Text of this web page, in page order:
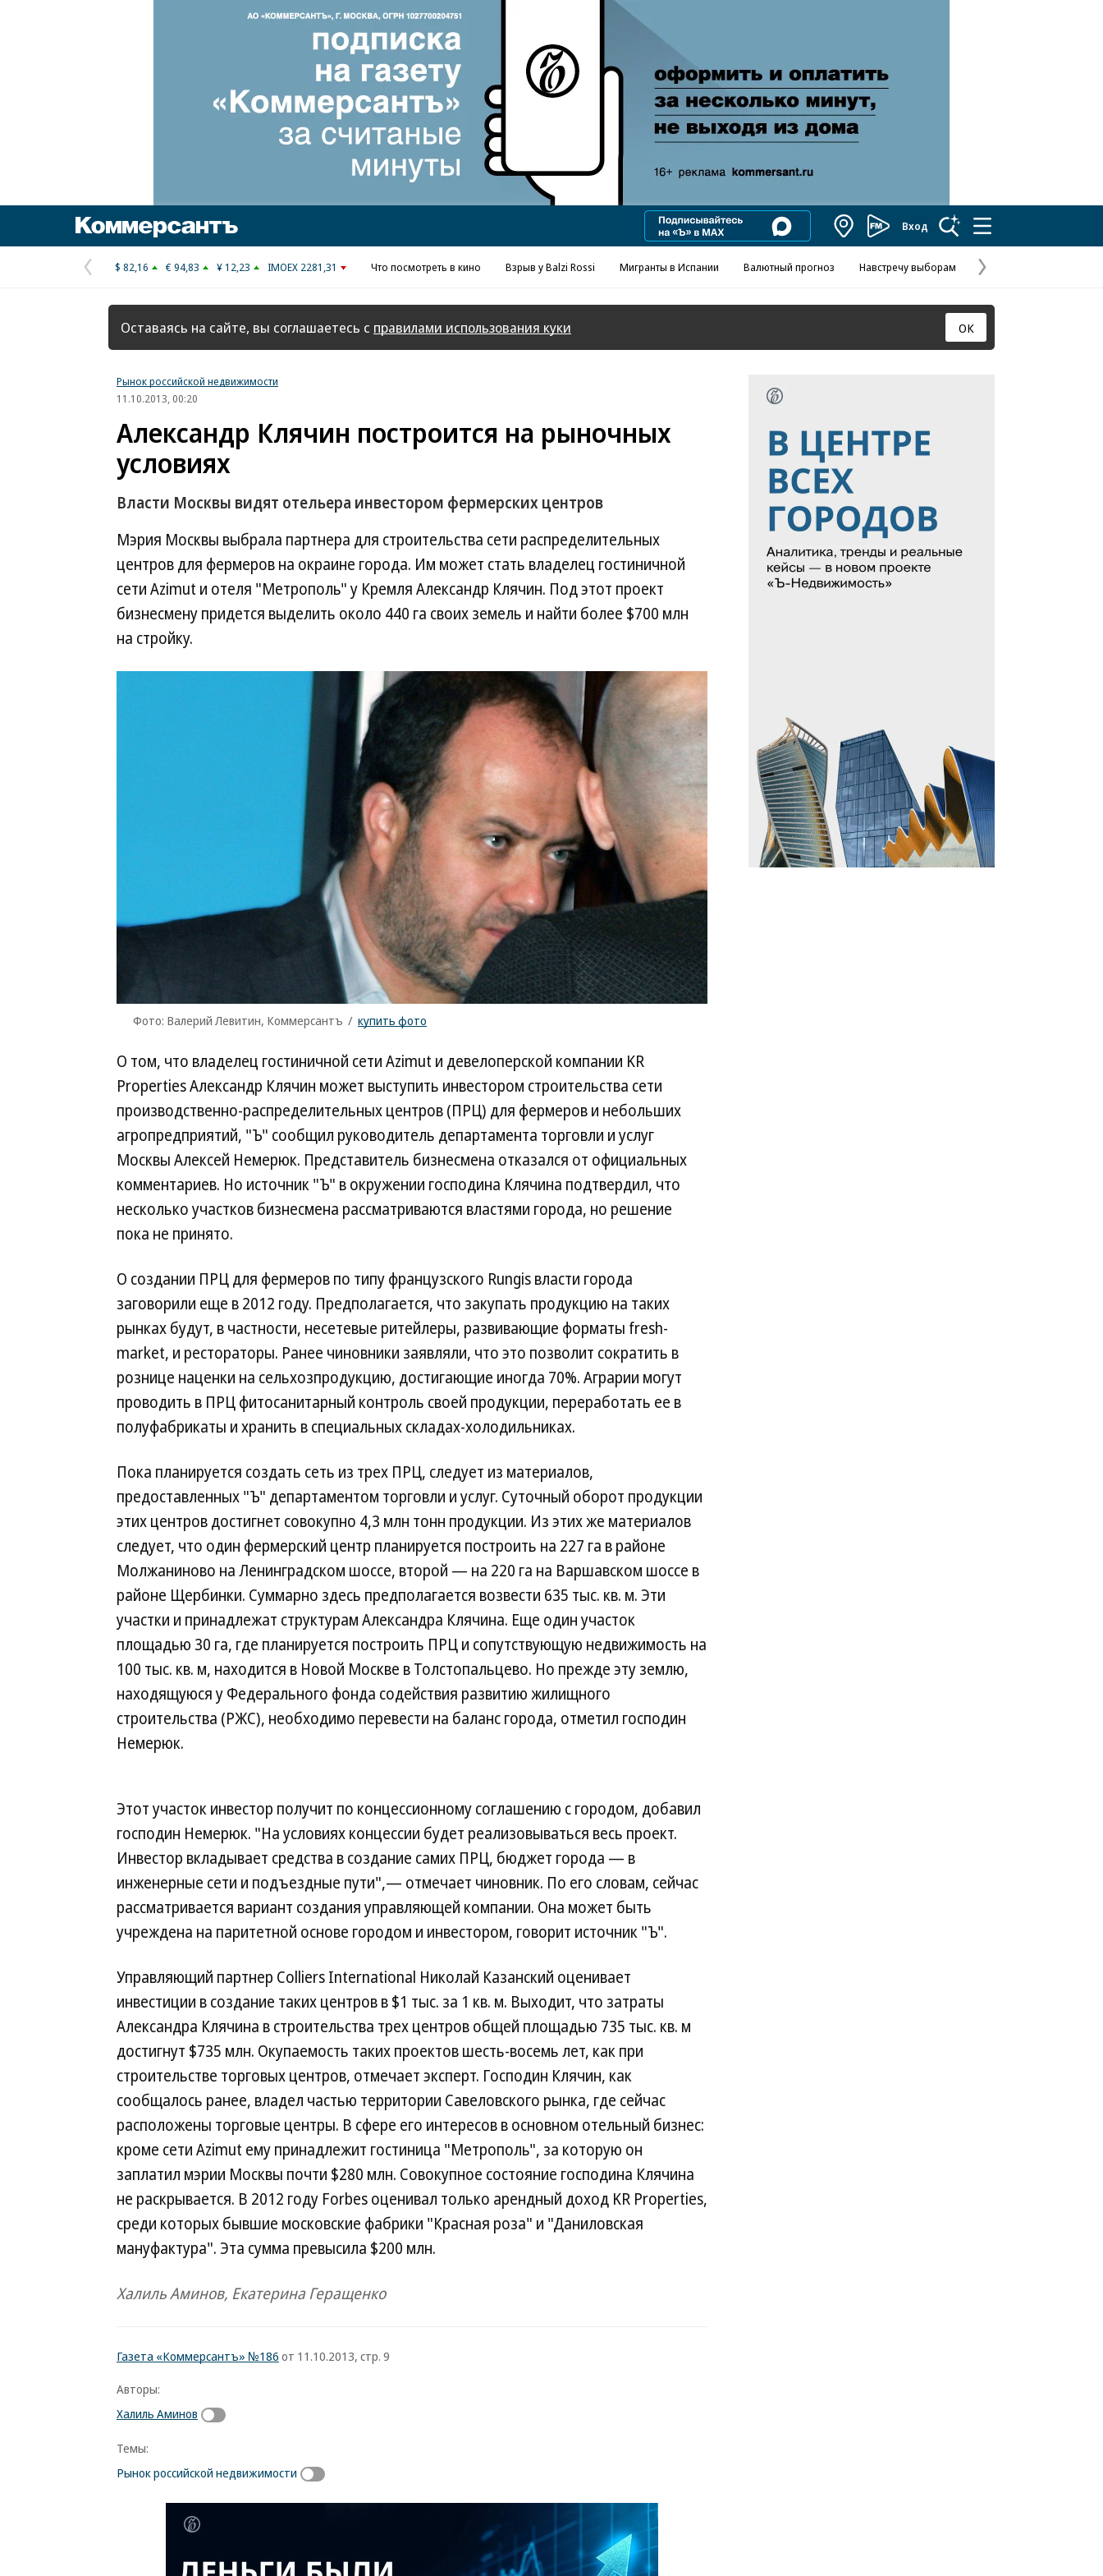
Реклама в «Ъ» www.kommersant.ru/ad
КоммерсантъВход
Предыдущая
страница
$ 82,16 € 94,83 ¥ 12,23 IMOEX 2281,31 Что посмотреть в кино Взрыв у Balzi Rossi Мигранты в Испании Валютный прогноз Навстречу выборам
Следующая
страница
Оставаясь на сайте, вы соглашаетесь с правилами использования куки ОК
Рынок российской недвижимости
11.10.2013, 00:20
Александр Клячин построится на рыночных
условиях
Власти Москвы видят отельера инвестором фермерских центров
Мэрия Москвы выбрала партнера для строительства сети распределительных
центров для фермеров на окраине города. Им может стать владелец гостиничной
сети Azimut и отеля "Метрополь" у Кремля Александр Клячин. Под этот проект
бизнесмену придется выделить около 440 га своих земель и найти более $700 млн
на стройку.
Фото: Валерий Левитин, Коммерсантъ / купить фото
О том, что владелец гостиничной сети Azimut и девелоперской компании KR
Properties Александр Клячин может выступить инвестором строительства сети
производственно-распределительных центров (ПРЦ) для фермеров и небольших
агропредприятий, "Ъ" сообщил руководитель департамента торговли и услуг
Москвы Алексей Немерюк. Представитель бизнесмена отказался от официальных
комментариев. Но источник "Ъ" в окружении господина Клячина подтвердил, что
несколько участков бизнесмена рассматриваются властями города, но решение
пока не принято.
О создании ПРЦ для фермеров по типу французского Rungis власти города
заговорили еще в 2012 году. Предполагается, что закупать продукцию на таких
рынках будут, в частности, несетевые ритейлеры, развивающие форматы fresh-
market, и рестораторы. Ранее чиновники заявляли, что это позволит сократить в
рознице наценки на сельхозпродукцию, достигающие иногда 70%. Аграрии могут
проводить в ПРЦ фитосанитарный контроль своей продукции, переработать ее в
полуфабрикаты и хранить в специальных складах-холодильниках.
Пока планируется создать сеть из трех ПРЦ, следует из материалов,
предоставленных "Ъ" департаментом торговли и услуг. Суточный оборот продукции
этих центров достигнет совокупно 4,3 млн тонн продукции. Из этих же материалов
следует, что один фермерский центр планируется построить на 227 га в районе
Молжаниново на Ленинградском шоссе, второй — на 220 га на Варшавском шоссе в
районе Щербинки. Суммарно здесь предполагается возвести 635 тыс. кв. м. Эти
участки и принадлежат структурам Александра Клячина. Еще один участок
площадью 30 га, где планируется построить ПРЦ и сопутствующую недвижимость на
100 тыс. кв. м, находится в Новой Москве в Толстопальцево. Но прежде эту землю,
находящуюся у Федерального фонда содействия развитию жилищного
строительства (РЖС), необходимо перевести на баланс города, отметил господин
Немерюк.
Этот участок инвестор получит по концессионному соглашению с городом, добавил
господин Немерюк. "На условиях концессии будет реализовываться весь проект.
Инвестор вкладывает средства в создание самих ПРЦ, бюджет города — в
инженерные сети и подъездные пути",— отмечает чиновник. По его словам, сейчас
рассматривается вариант создания управляющей компании. Она может быть
учреждена на паритетной основе городом и инвестором, говорит источник "Ъ".
Управляющий партнер Colliers International Николай Казанский оценивает
инвестиции в создание таких центров в $1 тыс. за 1 кв. м. Выходит, что затраты
Александра Клячина в строительства трех центров общей площадью 735 тыс. кв. м
достигнут $735 млн. Окупаемость таких проектов шесть-восемь лет, как при
строительстве торговых центров, отмечает эксперт. Господин Клячин, как
сообщалось ранее, владел частью территории Савеловского рынка, где сейчас
расположены торговые центры. В сфере его интересов в основном отельный бизнес:
кроме сети Azimut ему принадлежит гостиница "Метрополь", за которую он
заплатил мэрии Москвы почти $280 млн. Совокупное состояние господина Клячина
не раскрывается. В 2012 году Forbes оценивал только арендный доход KR Properties,
среди которых бывшие московские фабрики "Красная роза" и "Даниловская
мануфактура". Эта сумма превысила $200 млн.
Халиль Аминов, Екатерина Геращенко
Газета «Коммерсантъ» №186 от 11.10.2013, стр. 9
Авторы:
Халиль Аминов
Темы:
Рынок российской недвижимости